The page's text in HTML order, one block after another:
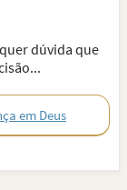
dúvida que
em Deus